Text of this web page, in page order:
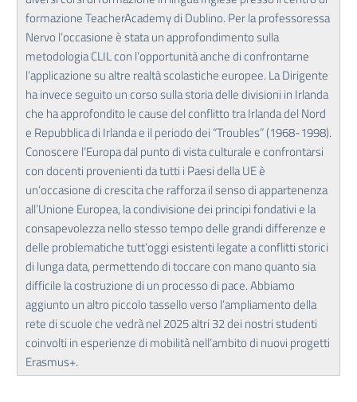
formazione TeacherAcademy di Dublino. Per la professoressa
Nervo l’occasione è stata un approfondimento sulla
metodologia CLIL con l’opportunità anche di confrontarne
l’applicazione su altre realtà scolastiche europee. La Dirigente
ha invece seguito un corso sulla storia delle divisioni in Irlanda
che ha approfondito le cause del conflitto tra Irlanda del Nord
e Repubblica di Irlanda e il periodo dei “Troubles” (1968-1998).
Conoscere l’Europa dal punto di vista culturale e confrontarsi
con docenti provenienti da tutti i Paesi della UE è
un’occasione di crescita che rafforza il senso di appartenenza
all’Unione Europea, la condivisione dei principi fondativi e la
consapevolezza nello stesso tempo delle grandi differenze e
delle problematiche tutt’oggi esistenti legate a conflitti storici
di lunga data, permettendo di toccare con mano quanto sia
difficile la costruzione di un processo di pace. Abbiamo
aggiunto un altro piccolo tassello verso l’ampliamento della
rete di scuole che vedrà nel 2025 altri 32 dei nostri studenti
coinvolti in esperienze di mobilità nell’ambito di nuovi progetti
Erasmus+.